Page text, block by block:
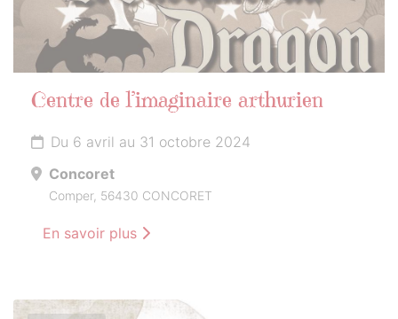
Centre de l’imaginaire arthurien
Du 6 avril au 31 octobre 2024
Concoret
Comper, 56430 CONCORET
En savoir plus